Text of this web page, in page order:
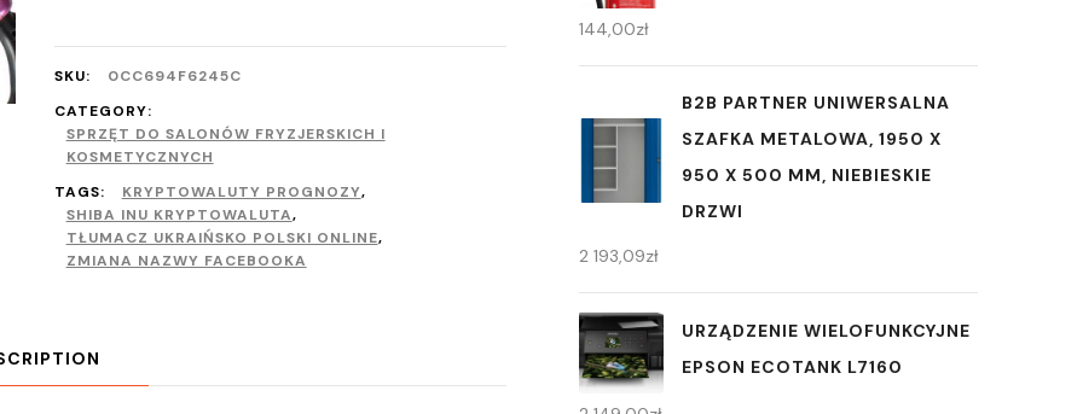
SKU:
0CC694F6245C
CATEGORY:
SPRZĘT DO SALONÓW FRYZJERSKICH I
KOSMETYCZNYCH
TAGS:
KRYPTOWALUTY PROGNOZY,
SHIBA INU KRYPTOWALUTA,
TŁUMACZ UKRAIŃSKO POLSKI ONLINE,
ZMIANA NAZWY FACEBOOKA
144,00zł
B2B PARTNER UNIWERSALNA
SZAFKA METALOWA, 1950 X
950 X 500 MM, NIEBIESKIE
DRZWI
2 193,09zł
URZĄDZENIE WIELOFUNKCYJNE
EPSON ECOTANK L7160